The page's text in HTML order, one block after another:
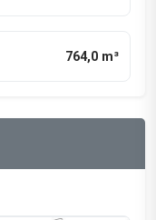
764,0 m³